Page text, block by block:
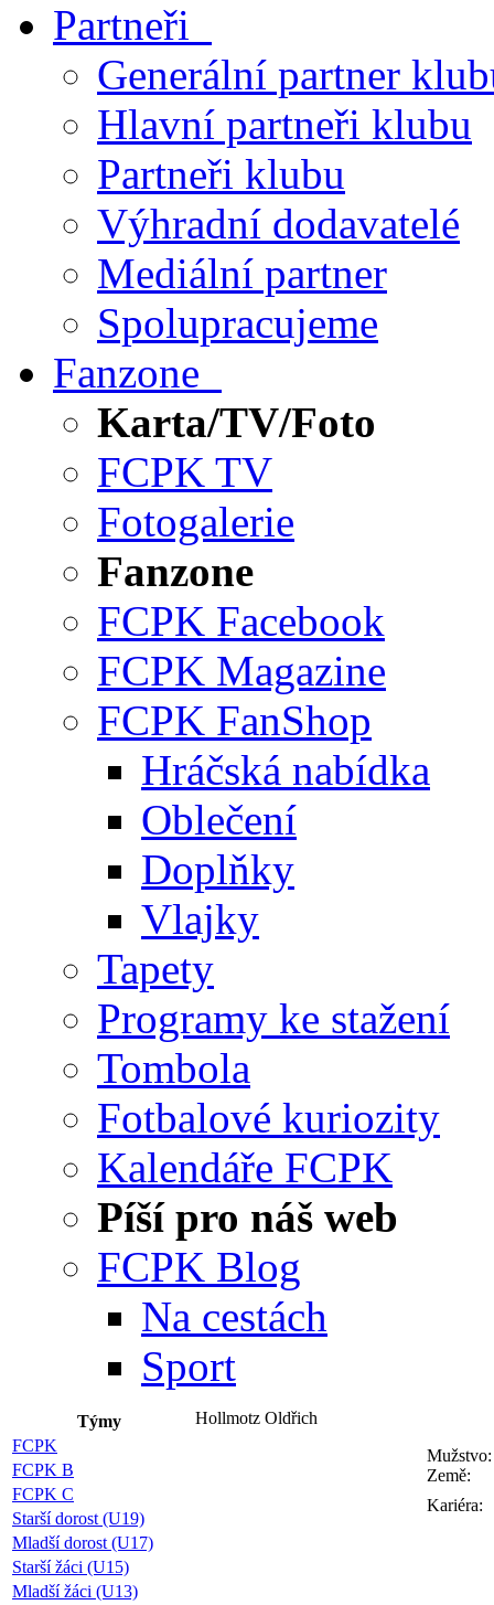
Partneři
Generální partner
Hlavní partneři klubu
Partneři klubu
Výhradní dodavatelé
Mediální partner
Spolupracujeme
Fanzone
Karta/TV/Foto
FCPK TV
Fotogalerie
Fanzone
FCPK Facebook
FCPK Magazine
FCPK FanShop
Hráčská nabídka
Oblečení
Doplňky
Vlajky
Tapety
Programy ke stažení
Tombola
Fotbalové kuriozity
Kalendáře FCPK
Píší pro náš web
FCPK Blog
Na cestách
Sport
Týmy
FCPK
FCPK B
FCPK C
Starší dorost (U19)
Mladší dorost (U17)
Starší žáci (U15)
Mladší žáci (U13)
Hollmotz Oldřich
Mužstvo:
Země:
Kariéra: